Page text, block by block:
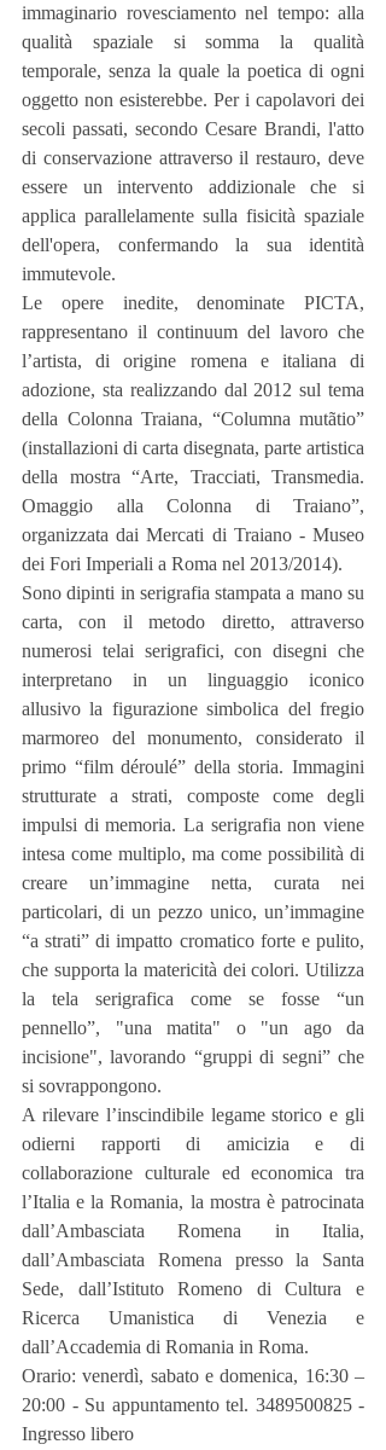
immaginario rovesciamento nel tempo: alla
qualità spaziale si somma la qualità
temporale, senza la quale la poetica di ogni
oggetto non esisterebbe. Per i capolavori dei
secoli passati, secondo Cesare Brandi, l'atto
di conservazione attraverso il restauro, deve
essere un intervento addizionale che si
applica parallelamente sulla fisicità spaziale
dell'opera, confermando la sua identità
immutevole.
Le opere inedite, denominate PICTA,
rappresentano il continuum del lavoro che
l’artista, di origine romena e italiana di
adozione, sta realizzando dal 2012 sul tema
della Colonna Traiana, “Columna mutãtio”
(installazioni di carta disegnata, parte artistica
della mostra “Arte, Tracciati, Transmedia.
Omaggio alla Colonna di Traiano”,
organizzata dai Mercati di Traiano - Museo
dei Fori Imperiali a Roma nel 2013/2014).
Sono dipinti in serigrafia stampata a mano su
carta, con il metodo diretto, attraverso
numerosi telai serigrafici, con disegni che
interpretano in un linguaggio iconico
allusivo la figurazione simbolica del fregio
marmoreo del monumento, considerato il
primo “film déroulé” della storia. Immagini
strutturate a strati, composte come degli
impulsi di memoria. La serigrafia non viene
intesa come multiplo, ma come possibilità di
creare un’immagine netta, curata nei
particolari, di un pezzo unico, un’immagine
“a strati” di impatto cromatico forte e pulito,
che supporta la matericità dei colori. Utilizza
la tela serigrafica come se fosse “un
pennello”, "una matita" o "un ago da
incisione", lavorando “gruppi di segni” che
si sovrappongono.
A rilevare l’inscindibile legame storico e gli
odierni rapporti di amicizia e di
collaborazione culturale ed economica tra
l’Italia e la Romania, la mostra è patrocinata
dall’Ambasciata Romena in Italia,
dall’Ambasciata Romena presso la Santa
Sede, dall’Istituto Romeno di Cultura e
Ricerca Umanistica di Venezia e
dall’Accademia di Romania in Roma.
Orario: venerdì, sabato e domenica, 16:30 –
20:00 - Su appuntamento tel. 3489500825 -
Ingresso libero